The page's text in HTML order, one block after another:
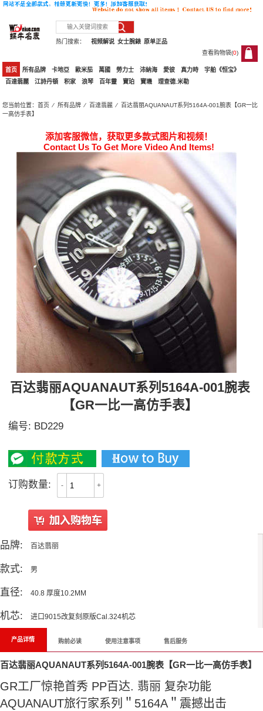
热门搜索： 原单正品
女士腕錶
视频解说
查看购物袋(0)
0
首页 所有品牌 卡地亞 歐米茄 萬國 勞力士 沛納海 愛彼 真力時
宇舶《恒宝》
百達翡麗
江詩丹頓 积家 浪琴 百年靈 寶珀 寶璣 理查德.米勒
您当前位置：首页 ⁄所有品牌 ⁄ 百達翡麗 ⁄ 百达翡丽AQUANAUT系列5164A-001腕表【GR一比
一高仿手表】
添加客服微信，获取更多款式图片和视频！
Contact Us To Get More Video And Items!
百达翡丽AQUANAUT系列5164A-001腕表
【GR一比一高仿手表】
编号: BD229
订购数量: - +
品牌: 百达翡丽
款式: 男
直径: 40.8 厚度10.2MM
机芯: 进口9015改复刻原版Cal.324机芯
产品详情 购前必读 使用注意事项 售后服务
百达翡丽AQUANAUT系列5164A-001腕表【GR一比一高仿手表】
GR工厂惊艳首秀 PP百达. 翡丽 复杂功能
AQUANAUT旅行家系列＂5164A＂震撼出击